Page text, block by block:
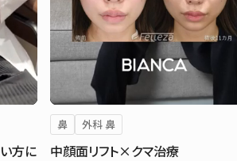
方に
鼻 外科 鼻
中顔面リフト×クマ治療